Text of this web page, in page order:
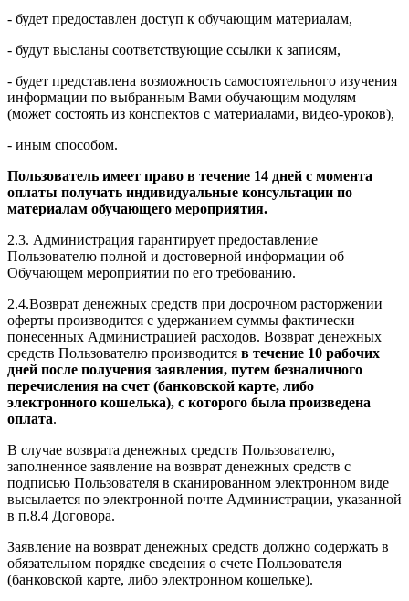
- будет предоставлен доступ к обучающим материалам,
- будут высланы соответствующие ссылки к записям,
- будет представлена возможность самостоятельного изучения
информации по выбранным Вами обучающим модулям
(может состоять из конспектов с материалами, видео-уроков),
- иным способом.
Пользователь имеет право в течение 14 дней с момента
оплаты получать индивидуальные консультации по
материалам обучающего мероприятия.
2.3. Администрация гарантирует предоставление
Пользователю полной и достоверной информации об
Обучающем мероприятии по его требованию.
2.4.Возврат денежных средств при досрочном расторжении
оферты производится с удержанием суммы фактически
понесенных Администрацией расходов. Возврат денежных
средств Пользователю производится в течение 10 рабочих
дней после получения заявления, путем безналичного
перечисления на счет (банковской карте, либо
электронного кошелька), с которого была произведена
оплата.
В случае возврата денежных средств Пользователю,
заполненное заявление на возврат денежных средств с
подписью Пользователя в сканированном электронном виде
высылается по электронной почте Администрации, указанной
в п.8.4 Договора.
Заявление на возврат денежных средств должно содержать в
обязательном порядке сведения о счете Пользователя
(банковской карте, либо электронном кошельке).